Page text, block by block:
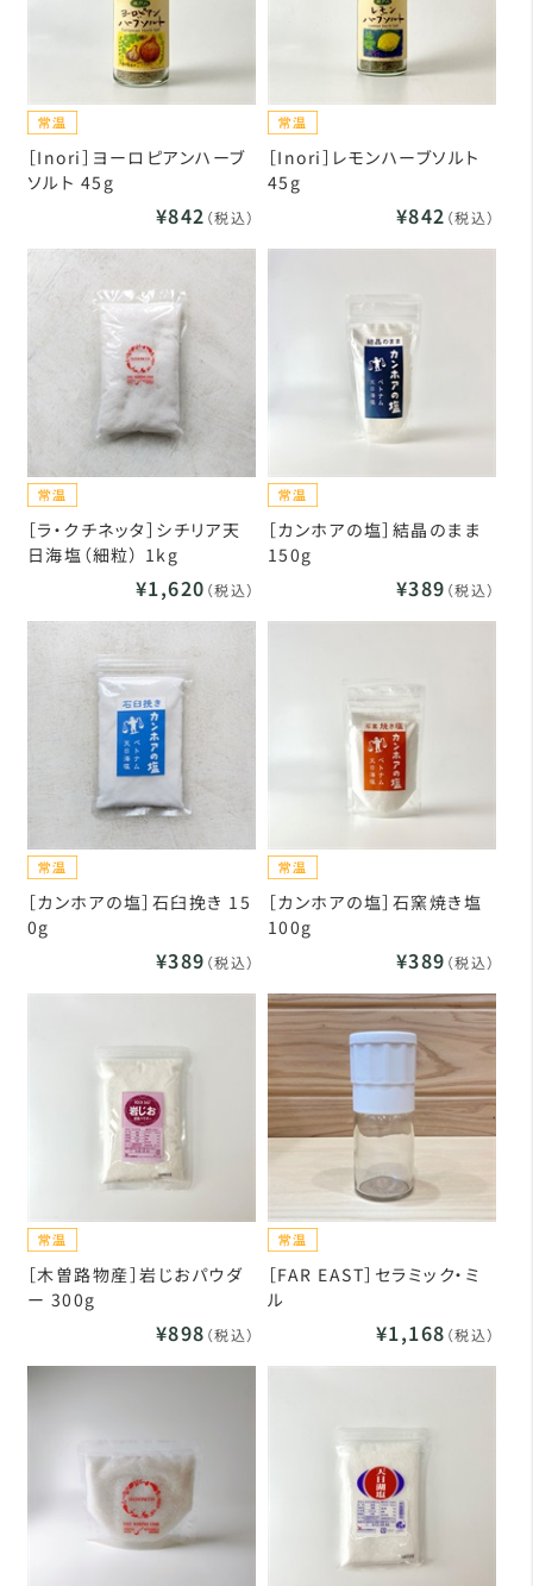
［Inori］ヨーロピアンハーブ
ソルト 45g
¥842 （税込）
［Inori］レモンハーブソルト
45g
¥842 （税込）
［ラ・クチネッタ］シチリア天
日海塩（細粒） 1kg
¥1,620 （税込）
［カンホアの塩］結晶のまま
150g
¥389 （税込）
［カンホアの塩］石臼挽き 15
0g
¥389 （税込）
［カンホアの塩］石窯焼き塩
100g
¥389 （税込）
［木曽路物産］岩じおパウダ
ー 300g
¥898 （税込）
［FAR EAST］セラミック・ミ
ル
¥1,168 （税込）